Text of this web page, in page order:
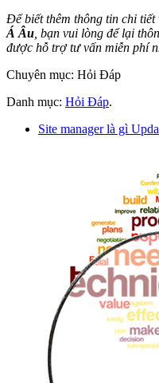
Để biết thêm thông tin chi tiết
Á Âu, bạn vui lòng để lại
được hỗ trợ tư vấn miễn phí
Chuyên mục: Hỏi Đáp
Danh mục: Hỏi Đáp.
Site manager là gì